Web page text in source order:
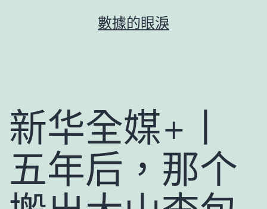
數據的眼淚
新华全媒+丨
五年后，那个